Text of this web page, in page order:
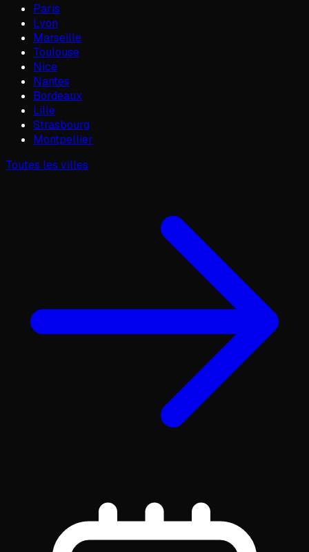
Paris
Lyon
Marseille
Toulouse
Nice
Nantes
Bordeaux
Lille
Strasbourg
Montpellier
Toutes les villes